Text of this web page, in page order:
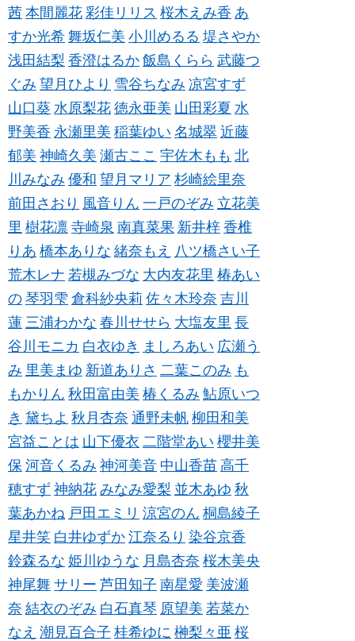
茜 本間麗花 彩佳リリス 桜木えみ香 あ
すか光希 舞坂仁美 小川めるる 堤さやか
浅田結梨 香澄はるか 飯島くらら 武藤つ
ぐみ 望月ひより 雪谷ちなみ 凉宮すず
山口葵 水原梨花 徳永亜美 山田彩夏 水
野美香 永瀬里美 稲葉ゆい 名城翠 近藤
郁美 神崎久美 瀬古ここ 宇佐木もも 北
川みなみ 優和 望月マリア 杉崎絵里奈
前田さおり 風音りん 一戸のぞみ 立花美
里 樹花凛 寺崎泉 南真菜果 新井梓 香椎
りあ 橋本ありな 緒奈もえ 八ツ橋さい子
荒木レナ 若槻みづな 大内友花里 椿あい
の 琴羽雫 倉科紗央莉 佐々木玲奈 吉川
蓮 三浦わかな 春川せせら 大塩友里 長
谷川モニカ 白衣ゆき ましろあい 広瀬う
み 里美まゆ 新道ありさ 二葉このみ も
もかりん 秋田富由美 椿くるみ 鮎原いつ
き 黛ちよ 秋月杏奈 通野未帆 柳田和美
宮益ことは 山下優衣 二階堂あい 櫻井美
保 河音くるみ 神河美音 中山香苗 高千
穂すず 神納花 みなみ愛梨 並木あゆ 秋
葉あかね 戸田エミリ 涼宮のん 桐島綾子
星井笑 白井ゆずか 江奈るり 染谷京香
鈴森るな 姫川ゆうな 月島杏奈 桜木美央
神尾舞 サリー 芦田知子 南星愛 美波瀬
奈 結衣のぞみ 白石真琴 原望美 若菜か
なえ 潮見百合子 桂希ゆに 榊梨々亜 桜